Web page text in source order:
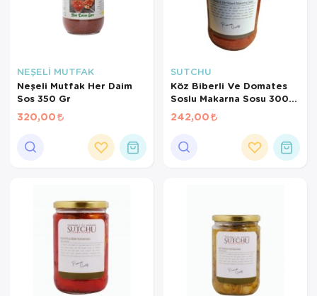
NEŞELİ MUTFAK
Neşeli Mutfak Her Daim
Sos 350 Gr
320,00
SUTCHU
Köz Biberli Ve Domates
Soslu Makarna Sosu 300
Gr
242,00